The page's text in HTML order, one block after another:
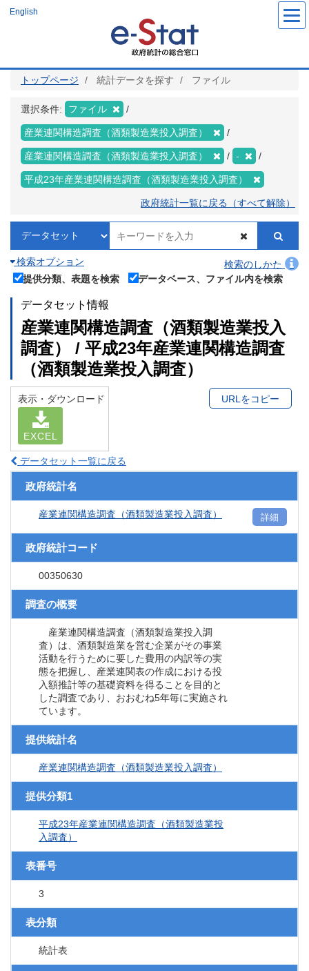
ツ
English
トップページ 統計データを探す ファイル
選択条件: ファイル
産業連関構造調査（酒類製造業投入調査）
産業連関構造調査（酒類製造業投入調査） -
平成23年産業連関構造調査（酒類製造業投入調査）
政府統計一覧に戻る（すべて解除）
検索オプション
検索のしかた
提供分類、表題を検索
データベース、ファイル内を検索
データセット情報
産業連関構造調査（酒類製造業投入
調査） / 平成23年産業連関構造調査
（酒類製造業投入調査）
表示・ダウンロード
EXCEL
URLをコピー
データセット一覧に戻る
政府統計名
産業連関構造調査（酒類製造業投入調査） 詳細
政府統計コード
00350630
調査の概要
産業連関構造調査（酒類製造業投入調
査）は、酒類製造業を営む企業がその事業
活動を行うために要した費用の内訳等の実
態を把握し、産業連関表の作成における投
入額推計等の基礎資料を得ることを目的と
した調査であり、おおむね5年毎に実施され
ています。
提供統計名
産業連関構造調査（酒類製造業投入調査）
提供分類1
平成23年産業連関構造調査（酒類製造業投
入調査）
表番号
3
表分類
統計表